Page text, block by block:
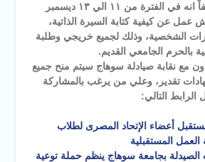
الدوائية بسوهاج، مضيفاً انه في الفترة من ١١ الي ١٣ ديسمبر
عمل عن كيفية كتابة السيرة الذاتية،
الشخصية، وذلك لجميع خريجي وطلبة
بالحرم الجامعي القديم.
مع نقابة صيادلة سوهاج سيتم منح جميع
تقدير، وعلي من يرغب بالمشاركة
التالي:
أعضاء الإتحاد المصرى لطلاب
المستقبلية
الصيدلة بجامعة سوهاج ينظم حملة توعية